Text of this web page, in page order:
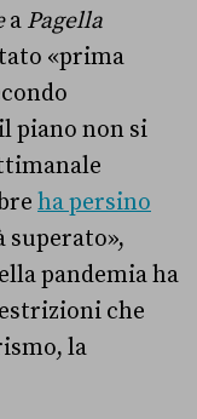
a Pagella
«prima
piano non si
ha persino
superato»,
pandemia ha
che
la